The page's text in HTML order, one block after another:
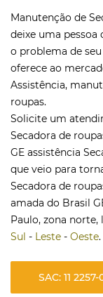
Manutenção de
deixe uma pessoa
o problema de
oferece ao
Assistência,
roupas.
Solicite um
Secadora de
GE assistência
que veio para
Secadora de
amada do Brasil
Paulo, zona norte,
Sul - Leste - Oeste.
SAC: 11